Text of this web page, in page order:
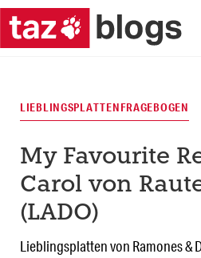
LIEBLINGSPLATTENFRAGEBOGEN
My Favourite
Carol von
(LADO)
Lieblingsplatten von Ramones &